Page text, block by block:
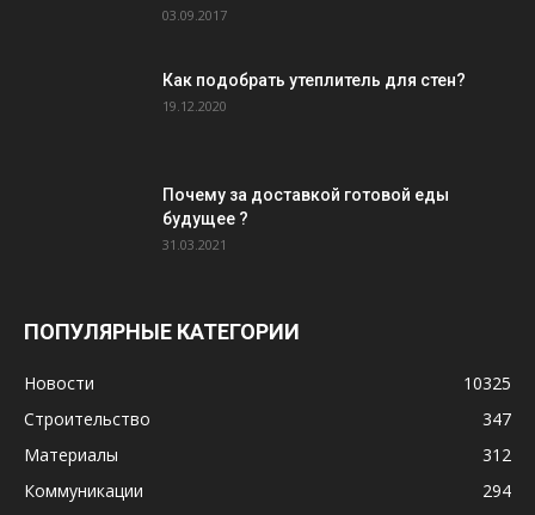
03.09.2017
Как подобрать утеплитель для стен?
19.12.2020
Почему за доставкой готовой еды
будущее ?
31.03.2021
ПОПУЛЯРНЫЕ КАТЕГОРИИ
Новости
10325
Строительство
347
Материалы
312
Коммуникации
294